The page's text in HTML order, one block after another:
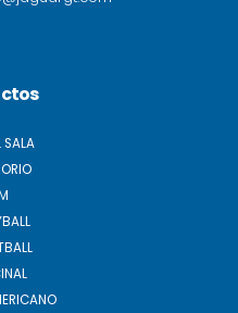
SALA